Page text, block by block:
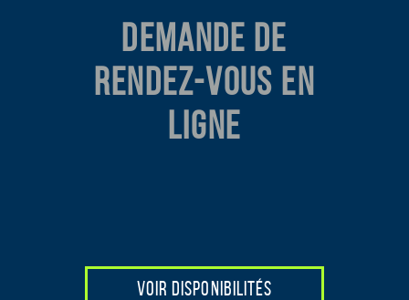
DEMANDE DE
RENDEZ-VOUS EN
LIGNE
VOIR DISPONIBILITÉS